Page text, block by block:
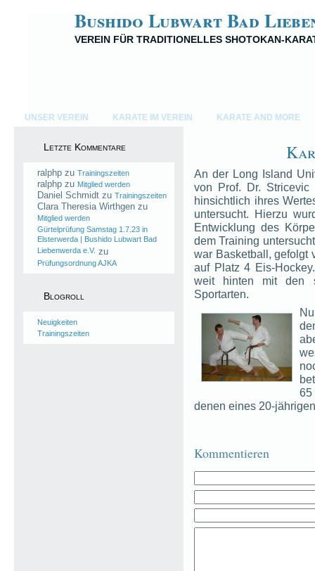
Bushido Lubwart Bad
VEREIN FÜR TRADITIONELLES SHOTOKAN-
UNSER VEREIN KARATE IM VEREIN KARATE AND MORE
Letzte Kommentare
ralphp zu Trainingszeiten
ralphp zu Mitglied werden
Daniel Schmidt zu Trainingszeiten
Clara Theresia Wirthgen zu
Mitglied werden
Gürtelprüfung Samstag 1.7.23 in
Elsterwerda | Bushido Lubwart Bad
Liebenwerda e.V. zu
Prüfungsordnung AJKA
Blogroll
Neuigkeiten
Trainingszeiten
An der Long Island
von Prof. Dr.
hinsichtlich ihres
untersucht. Hierzu
Entwicklung des
dem Training
war Basketball, gefolgt
auf Platz 4 Eis-
weit hinten mit den
Sportarten.
denen eines 20-
Kommentieren